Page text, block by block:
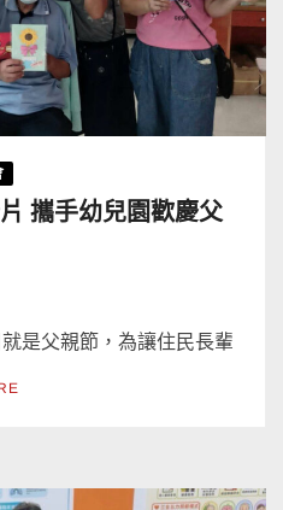
攜手幼兒園歡慶父
是父親節，為讓住民長輩